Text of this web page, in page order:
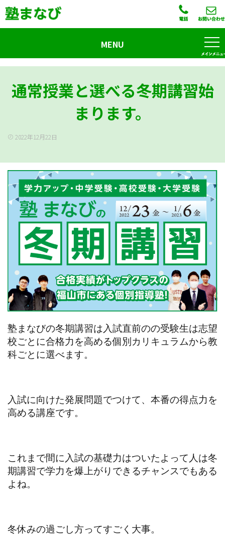
通常授業と選べる冬期講習始
まります。
2022年12月22日
塾まなびの冬期講習は入試直前のの受験生は志望
校ごとに合格力を高める個別カリキュラムから教
科ごとに選べます。
入試に向けた発展問題でつけて、本番の得点力を
高める講座です。
これまで間に入試の基礎力はついたよって人は冬
期講習で学力を爆上がりできるチャンスでもある
よね。
冬休みの過ごし方ってすごく大事。
MENU